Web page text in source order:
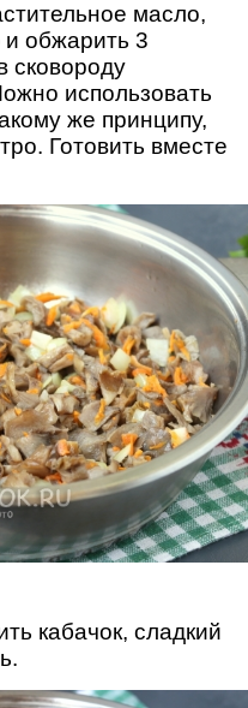
масло,
обжарить 3
сковороду
использовать
же принципу,
Готовить вместе
кабачок, сладкий